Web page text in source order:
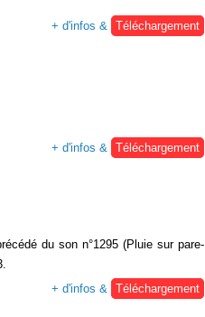
+ d'infos &
Téléchargement
+ d'infos &
Téléchargement
du son n°1295 (Pluie sur pare-
+ d'infos & Téléchargement